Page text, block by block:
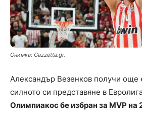
Снимка: Gazzetta.gr.
Aлександър Везенков получи още
силното си представяне в
Олимпиакос бе избран за MVP на